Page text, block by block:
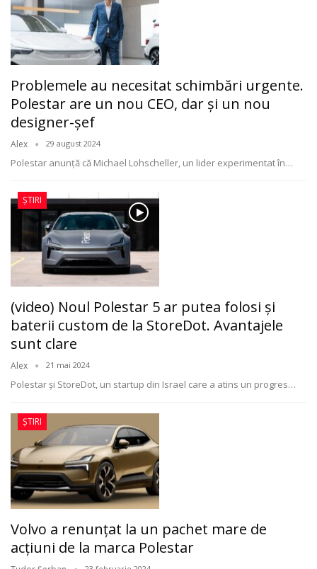
Problemele au necesitat schimbări urgente.
Polestar are un nou CEO, dar și un nou
designer-șef
Alex 29 august 2024
Polestar anunță că Michael Lohscheller, un lider experimentat în…
ȘTIRI
(video) Noul Polestar 5 ar putea folosi și
baterii custom de la StoreDot. Avantajele
sunt clare
Alex 21 mai 2024
Polestar și StoreDot, un startup din Israel care a atins un progres…
ȘTIRI
Volvo a renunțat la un pachet mare de
acțiuni de la marca Polestar